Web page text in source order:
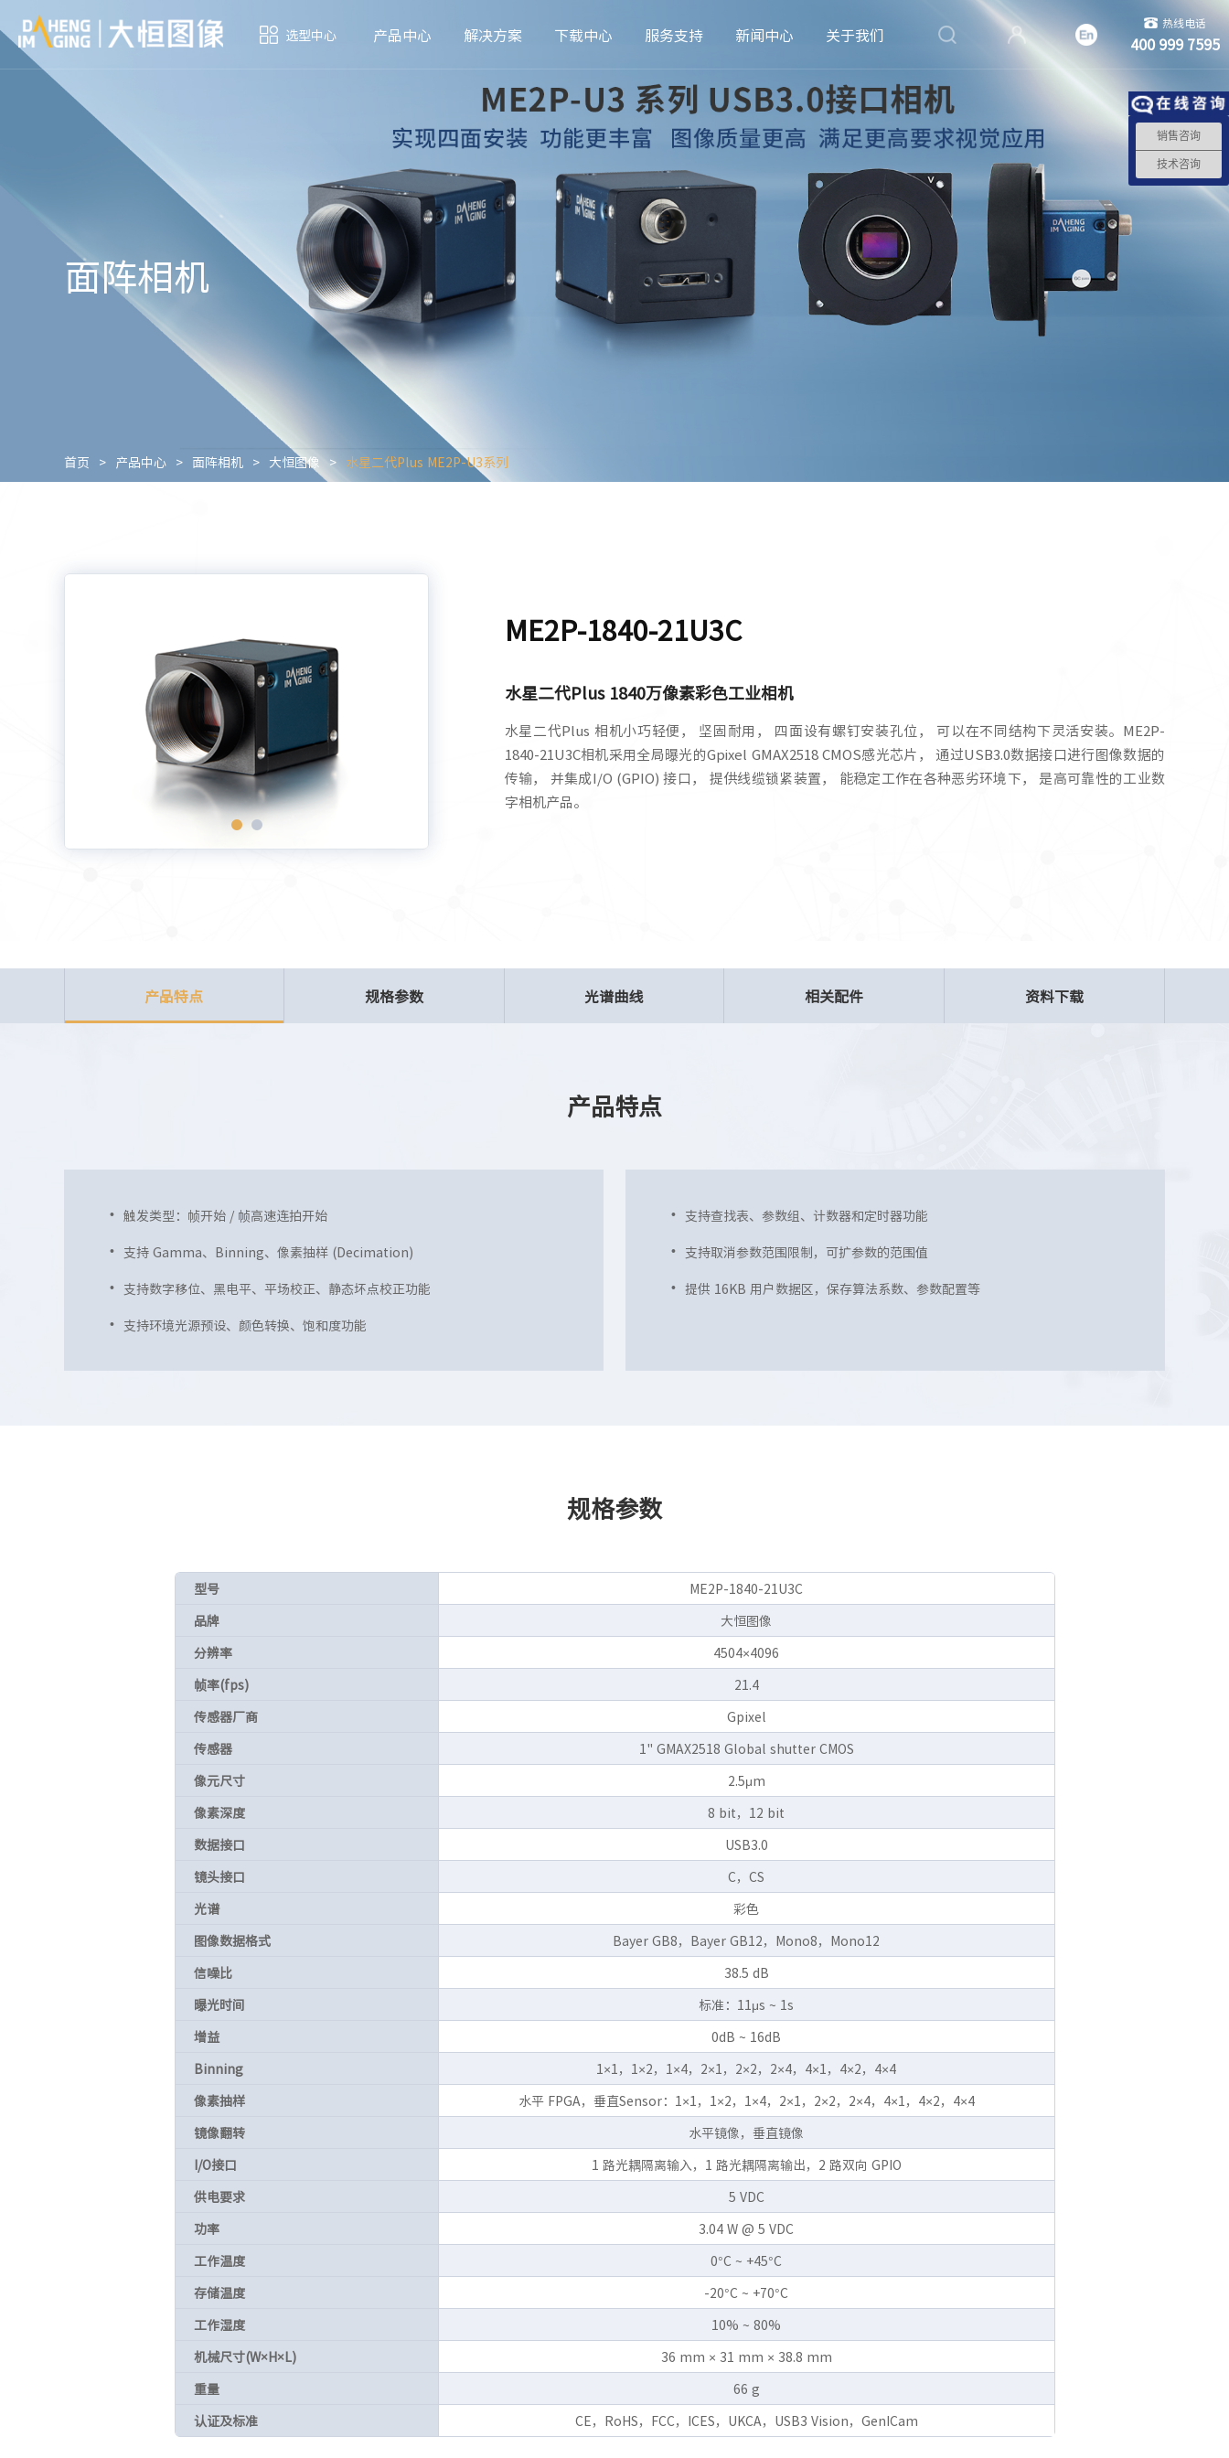
选型中心 产品中心 解决方案 下载中心 服务支持 新闻中心 关于我们
热线电话
400 999 7595
面阵相机
首页 > 产品中心 > 面阵相机 > 大恒图像 > 水星二代Plus ME2P-U3系列
ME2P-1840-21U3C
水星二代Plus 1840万像素彩色工业相机
水星二代Plus 相机小巧轻便， 坚固耐用， 四面设有螺钉安装孔位， 可以在不同结构下灵活安装。ME2P-
1840-21U3C相机采用全局曝光的Gpixel GMAX2518 CMOS感光芯片， 通过USB3.0数据接口进行图像数据的
传输， 并集成I/O (GPIO) 接口， 提供线缆锁紧装置， 能稳定工作在各种恶劣环境下， 是高可靠性的工业数
字相机产品。
产品特点 规格参数 光谱曲线 相关配件 资料下载
产品特点
触发类型：帧开始 / 帧高速连拍开始
支持 Gamma、Binning、像素抽样 (Decimation)
支持数字移位、黑电平、平场校正、静态坏点校正功能
支持环境光源预设、颜色转换、饱和度功能
支持查找表、参数组、计数器和定时器功能
支持取消参数范围限制，可扩参数的范围值
提供 16KB 用户数据区，保存算法系数、参数配置等
规格参数
型号
ME2P-1840-21U3C
品牌
大恒图像
分辨率
4504×4096
帧率(fps)
21.4
传感器厂商
Gpixel
传感器
1" GMAX2518 Global shutter CMOS
像元尺寸
2.5μm
像素深度
8 bit，12 bit
数据接口
USB3.0
镜头接口
C，CS
光谱
彩色
图像数据格式
Bayer GB8，Bayer GB12，Mono8，Mono12
信噪比
38.5 dB
曝光时间
标准：11μs ~ 1s
增益
0dB ~ 16dB
Binning
1×1，1×2，1×4，2×1，2×2，2×4，4×1，4×2，4×4
像素抽样
水平 FPGA，垂直Sensor：1×1，1×2，1×4，2×1，2×2，2×4，4×1，4×2，4×4
镜像翻转
水平镜像，垂直镜像
I/O接口
1 路光耦隔离输入，1 路光耦隔离输出，2 路双向 GPIO
供电要求
5 VDC
功率
3.04 W @ 5 VDC
工作温度
0°C ~ +45°C
存储温度
-20°C ~ +70°C
工作湿度
10% ~ 80%
机械尺寸(W×H×L)
36 mm × 31 mm × 38.8 mm
重量
66 g
认证及标准
CE，RoHS，FCC，ICES，UKCA，USB3 Vision，GenICam
销售咨询
技术咨询